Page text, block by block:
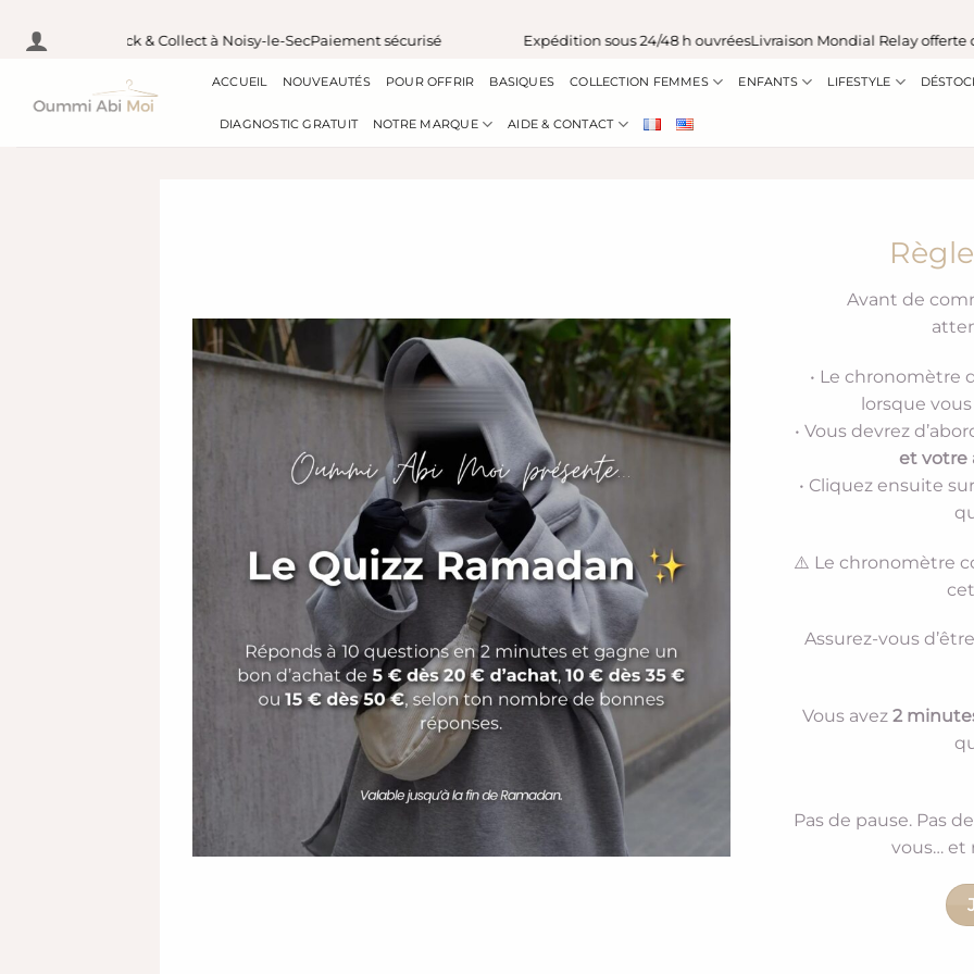
Passer
en France Pick & Collect à Noisy-le-SecPaiement sécurisé Expédition sous 24/48 h ouvréesLivraison Mondial Relay offerte
ACCUEIL NOUVEAUTÉS POUR OFFRIR BASIQUES COLLECTION FEMMES ENFANTS LIFESTYLE
DIAGNOSTIC GRATUIT NOTRE MARQUE AIDE & CONTACT
Avant de
• Le
lorsque
• Vous devrez
et votre
• Cliquez ensuite
⚠️ Le chronomètre
Assurez-vous
Vous avez 2
Pas de pause. Pas
vous… et